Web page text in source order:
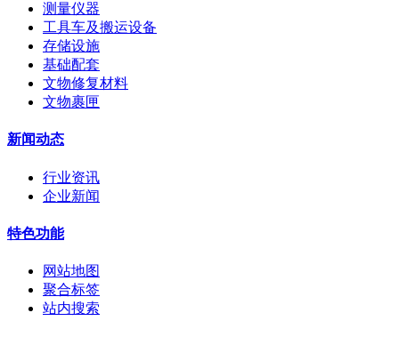
测量仪器
工具车及搬运设备
存储设施
基础配套
文物修复材料
文物裹匣
新闻动态
行业资讯
企业新闻
特色功能
网站地图
聚合标签
站内搜索